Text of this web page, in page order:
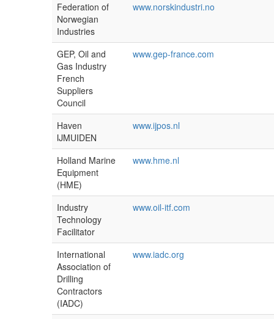
Federation of
Norwegian
Industries
www.norskindustri.no
GEP, Oil and
Gas Industry
French
Suppliers
Council
www.gep-france.com
Haven
IJMUIDEN
www.ijpos.nl
Holland Marine
Equipment
(HME)
www.hme.nl
Industry
Technology
Facilitator
www.oil-itf.com
International
Association of
Drilling
Contractors
(IADC)
www.iadc.org